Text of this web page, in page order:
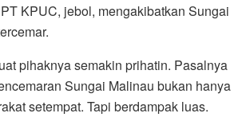
KPUC, jebol, mengakibatkan Sungai
pihaknya semakin prihatin. Pasalnya
Sungai Malinau bukan hanya
setempat. Tapi berdampak luas.